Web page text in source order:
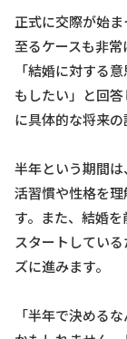
正式に交際が始
至るケースも非
「結婚に対する
もしたい」と回
に具体的な将来の
半年という期間
活習慣や性格を
す。また、結婚
スタートしてい
ズに進みます。
「半年で決める